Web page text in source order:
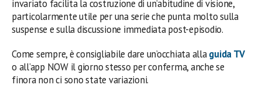
invariato facilita la costruzione di un’abitudine di visione,
particolarmente utile per una serie che punta molto sulla
suspense e sulla discussione immediata post-episodio.
Come sempre, è consigliabile dare un’occhiata allaguida TV
o all’app NOW il giorno stesso per conferma, anche se
finora non ci sono state variazioni.